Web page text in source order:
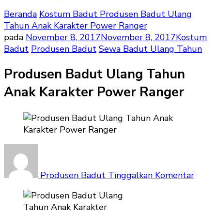
Beranda Kostum Badut Produsen Badut Ulang
Tahun Anak Karakter Power Ranger
pada November 8, 2017November 8, 2017Kostum
Badut Produsen Badut Sewa Badut Ulang Tahun
Produsen Badut Ulang Tahun
Anak Karakter Power Ranger
Produsen Badut Tinggalkan Komentar